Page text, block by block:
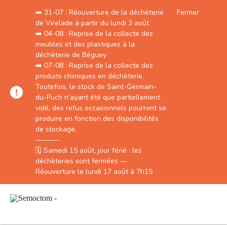
➡️ 31-07 : Réouverture de la déchèterie
de Virelade à partir du lundi 3 août
➡️⁣⁣⁣ 04-08 : Reprise de la collecte des
meubles et des plastiques à la
déchèterie de Béguey
➡️⁣⁣⁣ 07-08 : Reprise de la collecte des
produits chimiques en déchèterie.
Toutefois, le stock de Saint-Germain-
du-Puch n’ayant été que partiellement
vidé, des refus occasionnels pourront se
produire en fonction des disponibilités
de stockage.
———-
🗓️ Samedi 15 août, jour férié : les
déchèteries sont fermées —
Réouverture le lundi 17 août à 7h15
Fermer